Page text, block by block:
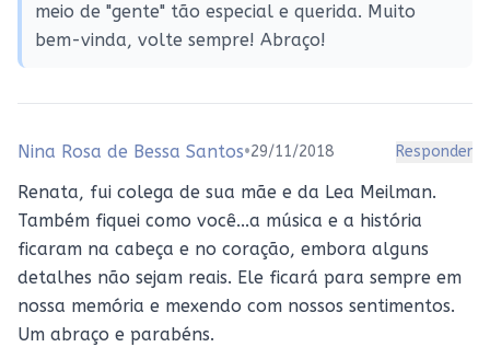
meio de "gente" tão especial e querida. Muito
bem-vinda, volte sempre! Abraço!
Nina Rosa de Bessa Santos•29/11/2018 Responder
Renata, fui colega de sua mãe e da Lea Meilman.
Também fiquei como você...a música e a história
ficaram na cabeça e no coração, embora alguns
detalhes não sejam reais. Ele ficará para sempre em
nossa memória e mexendo com nossos sentimentos.
Um abraço e parabéns.